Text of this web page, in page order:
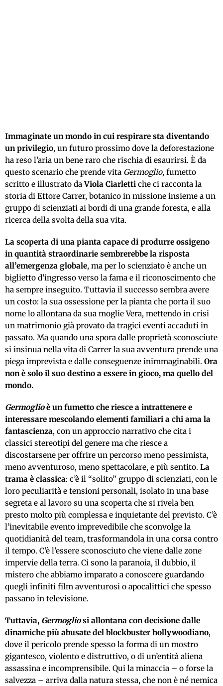
Immaginate un mondo in cui respirare sta diventando
un privilegio, un futuro prossimo dove la deforestazione
ha reso l’aria un bene raro che rischia di esaurirsi. È da
questo scenario che prende vita Germoglio, fumetto
scritto e illustrato daViola Ciarletti che ci racconta la
storia di Ettore Carrer, botanico in missione insieme a un
gruppo di scienziati ai bordi di una grande foresta, e alla
ricerca della svolta della sua vita.
La scoperta di una pianta capace di produrre ossigeno
in quantità straordinarie sembrerebbe la risposta
all’emergenza globale, ma per lo scienziato è anche un
biglietto d’ingresso verso la fama e il riconoscimento che
ha sempre inseguito. Tuttavia il successo sembra avere
un costo: la sua ossessione per la pianta che porta il suo
nome lo allontana da sua moglie Vera, mettendo in crisi
un matrimonio già provato da tragici eventi accaduti in
passato. Ma quando una spora dalle proprietà sconosciute
si insinua nella vita di Carrer la sua avventura prende una
piega imprevista e dalle conseguenze inimmaginabili. Ora
non è solo il suo destino a essere in gioco, ma quello del
mondo.
Germoglioè un fumetto che riesce a intrattenere e
interessare mescolando elementi familiari a chi ama la
fantascienza, con un approccio narrativo che cita i
classici stereotipi del genere ma che riesce a
discostarsene per offrire un percorso meno pessimista,
meno avventuroso, meno spettacolare, e più sentito. La
trama è classica: c’è il “solito” gruppo di scienziati, con le
loro peculiarità e tensioni personali, isolato in una base
segreta e al lavoro su una scoperta che si rivela ben
presto molto più complessa e inquietante del previsto. C’è
l’inevitabile evento imprevedibile che sconvolge la
quotidianità del team, trasformandola in una corsa contro
il tempo. C’è l’essere sconosciuto che viene dalle zone
impervie della terra. Ci sono la paranoia, il dubbio, il
mistero che abbiamo imparato a conoscere guardando
quegli infiniti film avventurosi o apocalittici che spesso
passano in televisione.
Tuttavia, Germogliosi allontana con decisione dalle
dinamiche più abusate del blockbuster hollywoodiano,
dove il pericolo prende spesso la forma di un mostro
gigantesco, violento e distruttivo, o di un’entità aliena
assassina e incomprensibile. Qui la minaccia – o forse la
salvezza – arriva dalla natura stessa, che non è né nemica